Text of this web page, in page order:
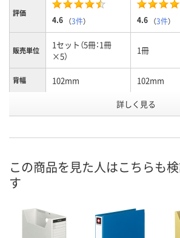
評価
4.6 （3件） 4.6 （3件）
販売単位
1セット（5冊：1冊
×5）
1冊
背幅 102mm 102mm
ピンク
号
詳しく見る
この商品を見た人はこちらも
す